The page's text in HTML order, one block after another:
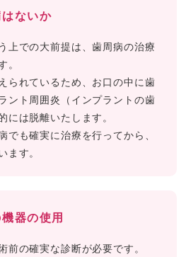
ないか
上での大前提は、歯周病の治療
。
られているため、お口の中に歯
ント周囲炎（インプラントの歯
には脱離いたします。
でも確実に治療を行ってから、
ます。
器の使用
前の確実な診断が必要です。